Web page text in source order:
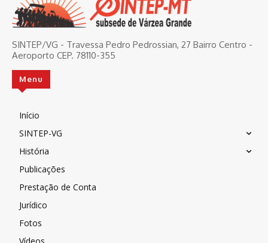
SINTEP/VG - Travessa Pedro Pedrossian, 27 Bairro Centro -
Aeroporto CEP. 78110-355
Menu
Início
SINTEP-VG
História
Publicações
Prestação de Conta
Jurídico
Fotos